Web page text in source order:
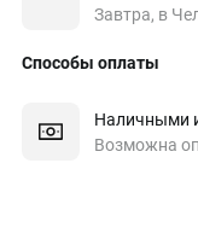
Завтра, в
Способы оплаты
Наличными
Возможна